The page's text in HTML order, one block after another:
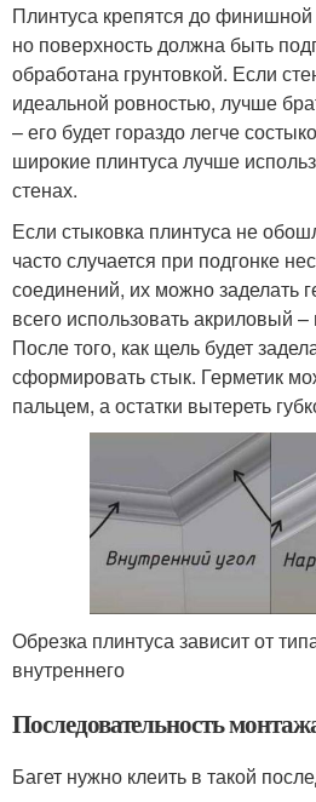
Плинтуса крепятся до финишной
но поверхность должна быть
обработана грунтовкой. Если
идеальной ровностью, лучше
– его будет гораздо легче
широкие плинтуса лучше
стенах.
Если стыковка плинтуса не
часто случается при подгонке
соединений, их можно заделать
всего использовать акриловый
После того, как щель будет
сформировать стык. Герметик
пальцем, а остатки вытереть
Обрезка плинтуса зависит от
внутреннего
Последовательность
Багет нужно клеить в такой